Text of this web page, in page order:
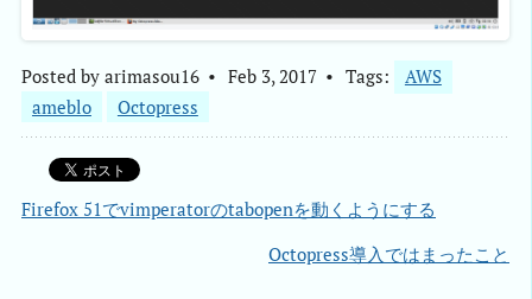
Posted by arimasou16 Feb 3, 2017 Tags:
AWS
ameblo
Octopress
Firefox 51でvimperatorのtabopenを動くようにする
Octopress導入ではまったこと